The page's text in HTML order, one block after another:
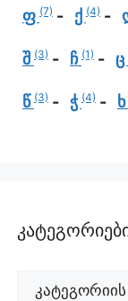
ფ (7) ქ (4)
შ (3) ჩ (1) ც
წ (3) ჭ (4) ხ